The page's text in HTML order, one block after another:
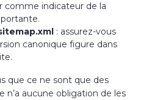
comme indicateur de la
: assurez-vous
canonique figure dans
que ce ne sont que des
n’a aucune obligation de les